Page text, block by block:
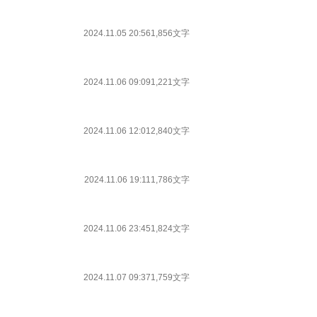
2024.11.05 20:561,856文字
2024.11.06 09:091,221文字
2024.11.06 12:012,840文字
2024.11.06 19:111,786文字
2024.11.06 23:451,824文字
2024.11.07 09:371,759文字